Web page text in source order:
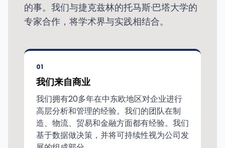
的事。我们与捷克兹林的托马斯·巴塔大学的
专家合作，将学术界与实践相结合。
01
我们来自商业
我们拥有20多年在中东欧地区对企业进行
高层分析和管理的经验。我们的团队在制
造、物流、贸易和金融方面都有经验。我们
基于数据做决策，并将可持续性视为公司发